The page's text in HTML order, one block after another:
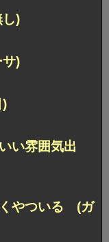
)
)
い雰囲気出
くやついる (ガ